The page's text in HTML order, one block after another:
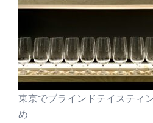
東京でブラインドテイスティ
め